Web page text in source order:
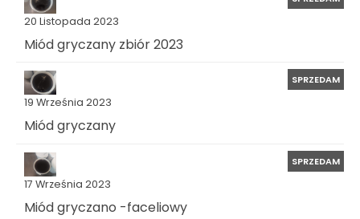
20 Listopada 2023
Miód gryczany zbiór 2023
19 Września 2023
SPRZEDAM
Miód gryczany
17 Września 2023
SPRZEDAM
Miód gryczano -faceliowy